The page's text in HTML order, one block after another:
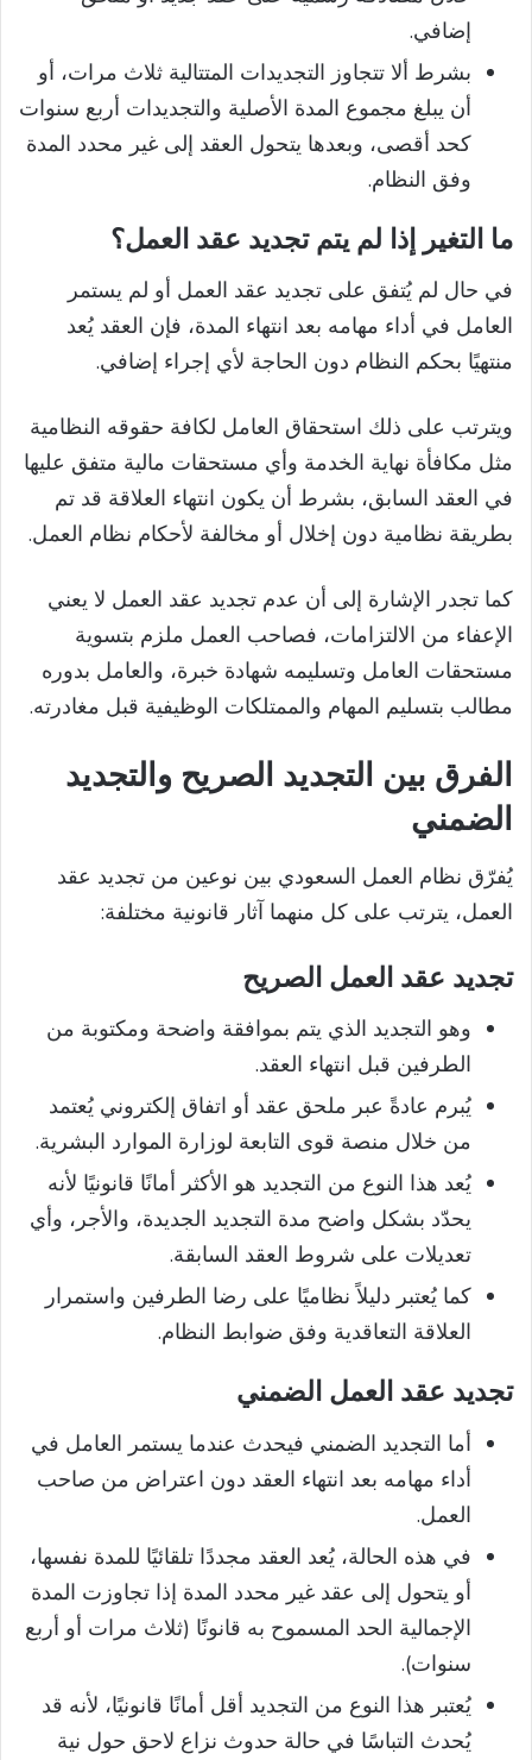
إضافي.
بشرط ألا تتجاوز التجديدات المتتالية ثلاث مرات، أو
أن يبلغ مجموع المدة الأصلية والتجديدات أربع سنوات
كحد أقصى، وبعدها يتحول العقد إلى غير محدد المدة
وفق النظام.
ما التغير إذا لم يتم تجديد عقد العمل؟
في حال لم يُتفق على تجديد عقد العمل أو لم يستمر
العامل في أداء مهامه بعد انتهاء المدة، فإن العقد يُعد
منتهيًا بحكم النظام دون الحاجة لأي إجراء إضافي.
ويترتب على ذلك استحقاق العامل لكافة حقوقه النظامية
مثل مكافأة نهاية الخدمة وأي مستحقات مالية متفق عليها
في العقد السابق، بشرط أن يكون انتهاء العلاقة قد تم
بطريقة نظامية دون إخلال أو مخالفة لأحكام نظام العمل.
كما تجدر الإشارة إلى أن عدم تجديد عقد العمل لا يعني
الإعفاء من الالتزامات، فصاحب العمل ملزم بتسوية
مستحقات العامل وتسليمه شهادة خبرة، والعامل بدوره
مطالب بتسليم المهام والممتلكات الوظيفية قبل مغادرته.
الفرق بين التجديد الصريح والتجديد
الضمني
يُفرّق نظام العمل السعودي بين نوعين من تجديد عقد
العمل، يترتب على كل منهما آثار قانونية مختلفة:
تجديد عقد العمل الصريح
وهو التجديد الذي يتم بموافقة واضحة ومكتوبة من
الطرفين قبل انتهاء العقد.
يُبرم عادةً عبر ملحق عقد أو اتفاق إلكتروني يُعتمد
من خلال منصة قوى التابعة لوزارة الموارد البشرية.
يُعد هذا النوع من التجديد هو الأكثر أمانًا قانونيًا لأنه
يحدّد بشكل واضح مدة التجديد الجديدة، والأجر، وأي
تعديلات على شروط العقد السابقة.
كما يُعتبر دليلاً نظاميًا على رضا الطرفين واستمرار
العلاقة التعاقدية وفق ضوابط النظام.
تجديد عقد العمل الضمني
أما التجديد الضمني فيحدث عندما يستمر العامل في
أداء مهامه بعد انتهاء العقد دون اعتراض من صاحب
العمل.
في هذه الحالة، يُعد العقد مجددًا تلقائيًا للمدة نفسها،
أو يتحول إلى عقد غير محدد المدة إذا تجاوزت المدة
الإجمالية الحد المسموح به قانونًا (ثلاث مرات أو أربع
سنوات).
يُعتبر هذا النوع من التجديد أقل أمانًا قانونيًا، لأنه قد
يُحدث التباسًا في حالة حدوث نزاع لاحق حول نية